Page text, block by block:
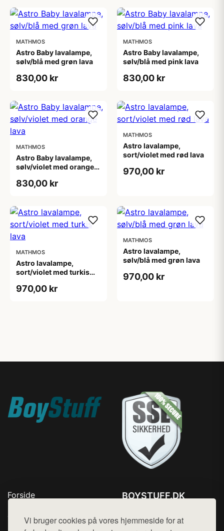
Vi bruger cookies på vores hjemmeside for at
MATHMOS
Astro Baby lavalampe,
sølv/blå med grøn lava
830,00 kr
MATHMOS
Astro Baby lavalampe,
sølv/blå med pink lava
830,00 kr
MATHMOS
Astro Baby lavalampe,
sølv/violet med orange
830,00 kr
MATHMOS
Astro lavalampe,
sort/violet med rød lava
970,00 kr
MATHMOS
Astro lavalampe,
sort/violet med turkis
970,00 kr
MATHMOS
Astro lavalampe,
sølv/blå med grøn lava
970,00 kr
Forside
Top Rabatter
BOYSTUFF.DK